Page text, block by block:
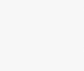
hlbokým
84 rokov nás
bude dňa
3. augusta 2026